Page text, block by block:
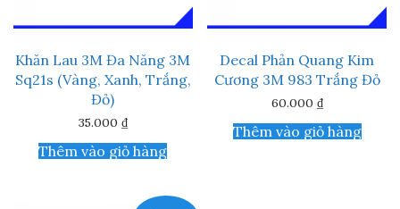
Khăn Lau 3M Đa Năng 3M
Sq21s (Vàng, Xanh, Trắng,
Đỏ)
35.000 ₫
Thêm vào giỏ hàng
Decal Phản Quang Kim
Cương 3M 983 Trắng Đỏ
60.000 ₫
Thêm vào giỏ hàng